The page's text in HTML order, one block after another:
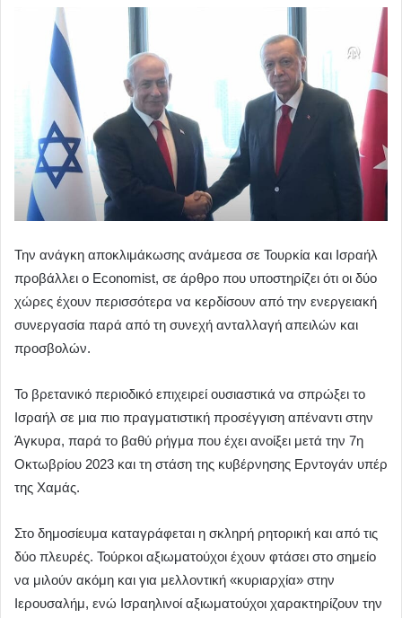
Την ανάγκη αποκλιμάκωσης ανάμεσα σε Τουρκία και Ισραήλ
προβάλλει ο Economist, σε άρθρο που υποστηρίζει ότι οι δύο
χώρες έχουν περισσότερα να κερδίσουν από την ενεργειακή
συνεργασία παρά από τη συνεχή ανταλλαγή απειλών και
προσβολών.
Το βρετανικό περιοδικό επιχειρεί ουσιαστικά να σπρώξει το
Ισραήλ σε μια πιο πραγματιστική προσέγγιση απέναντι στην
Άγκυρα, παρά το βαθύ ρήγμα που έχει ανοίξει μετά την 7η
Οκτωβρίου 2023 και τη στάση της κυβέρνησης Ερντογάν υπέρ
της Χαμάς.
Στο δημοσίευμα καταγράφεται η σκληρή ρητορική και από τις
δύο πλευρές. Τούρκοι αξιωματούχοι έχουν φτάσει στο σημείο
να μιλούν ακόμη και για μελλοντική «κυριαρχία» στην
Ιερουσαλήμ, ενώ Ισραηλινοί αξιωματούχοι χαρακτηρίζουν την